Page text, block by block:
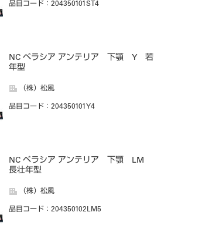
品目コード ：204350101ST4
NC ベラシア アンテリア 下顎 Y 若
年型
（株）松風
品目コード ：204350101Y4
NC ベラシア アンテリア 下顎 LM
長壮年型
（株）松風
品目コード ：204350102LM5